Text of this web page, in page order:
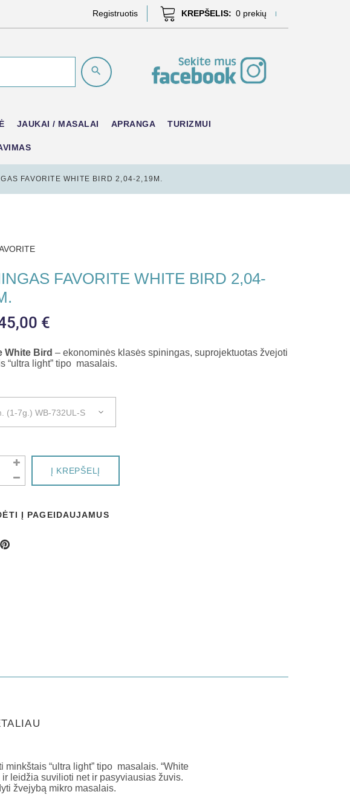
Registruotis KREPŠELIS: 0 prekių
JAUKAI / MASALAI APRANGA TURIZMUI
FAVORITE WHITE BIRD 2,04-2,19M.
FAVORITE WHITE BIRD 2,04-
€
White Bird – ekonominės klasės spiningas, suprojektuotas žvejoti
“ultra light” tipo masalais.
Į KREPŠELĮ
Į PAGEIDAUJAMUS
“ultra light” tipo masalais. “White
leidžia suvilioti net ir pasyviausias žuvis.
žvejybą mikro masalais.